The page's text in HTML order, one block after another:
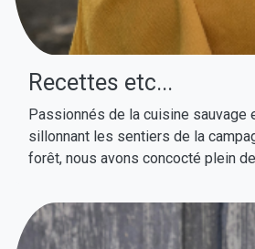
Recettes etc...
Passionnés de la cuisine sauvage
sillonnant les sentiers de la
forêt, nous avons concocté plein